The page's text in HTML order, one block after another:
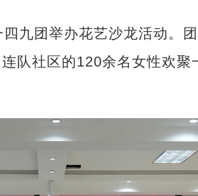
团举办花艺沙龙活动。团
队社区的120余名女性欢聚